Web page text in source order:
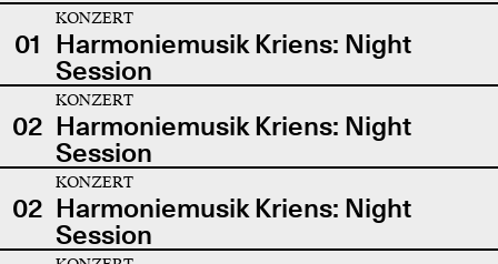
01
KONZERT
Harmoniemusik Kriens: Night
Session
02
KONZERT
Harmoniemusik Kriens: Night
Session
02
KONZERT
Harmoniemusik Kriens: Night
Session